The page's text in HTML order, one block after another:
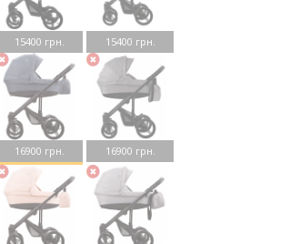
15400 грн. 15400 грн.
16900 грн. 16900 грн.